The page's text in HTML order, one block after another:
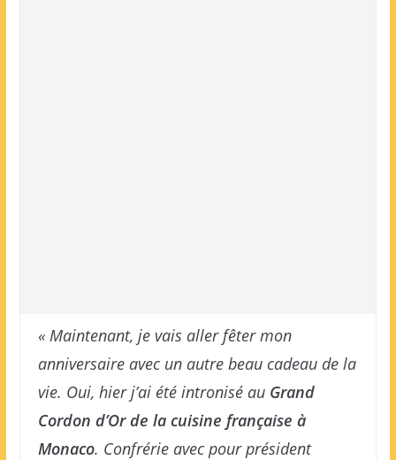
« Maintenant, je vais aller fêter mon
anniversaire avec un autre beau cadeau de la
vie. Oui, hier j’ai été intronisé au Grand
Cordon d’Or de la cuisine française à
Monaco. Confrérie avec pour président